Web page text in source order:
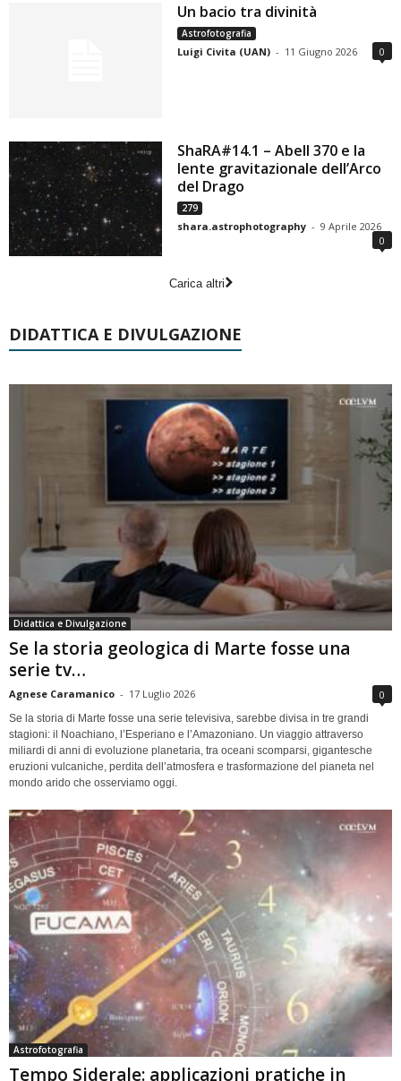
Un bacio tra divinità
Astrofotografia
Luigi Civita (UAN) - 11 Giugno 2026 0
ShaRA#14.1 – Abell 370 e la
lente gravitazionale dell’Arco
del Drago
279
shara.astrophotography - 9 Aprile 2026
0
Carica altri
DIDATTICA E DIVULGAZIONE
Didattica e Divulgazione
Se la storia geologica di Marte fosse una
serie tv…
Agnese Caramanico - 17 Luglio 2026 0
Se la storia di Marte fosse una serie televisiva, sarebbe divisa in tre grandi
stagioni: il Noachiano, l’Esperiano e l’Amazoniano. Un viaggio attraverso
miliardi di anni di evoluzione planetaria, tra oceani scomparsi, gigantesche
eruzioni vulcaniche, perdita dell’atmosfera e trasformazione del pianeta nel
mondo arido che osserviamo oggi.
Astrofotografia
Tempo Siderale: applicazioni pratiche in